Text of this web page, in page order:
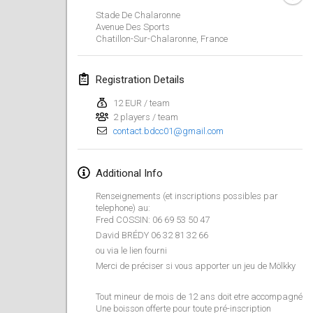
Stade De Chalaronne
Avenue Des Sports
Chatillon-Sur-Chalaronne, France
Registration Details
12 EUR / team
2 players / team
contact.bdcc01@gmail.com
Additional Info
Renseignements (et inscriptions possibles par
telephone) au:
Fred COSSIN: 06 69 53 50 47
David BRÉDY 06 32 81 32 66
ou via le lien fourni
Merci de préciser si vous apporter un jeu de Mölkky
Tout mineur de mois de 12 ans doit etre accompagné
Une boisson offerte pour toute pré-inscription
February 2019
Feb 2, 2019 |Finland
Lumi Mölkky
Feb 9, 2019|Finland
Tournoi de la St Valentin
OTH
Feb 16, 2019|Finland
Indoor des Bouchons